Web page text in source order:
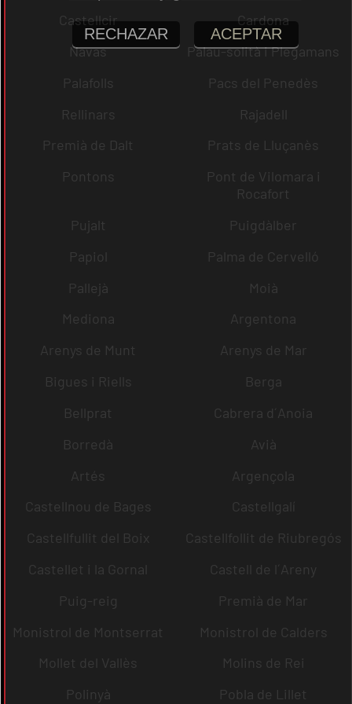
Castellcir
Cardona
Navas
Palau-solità i Plegamans
Palafolls
Pacs del Penedès
Rellinars
Rajadell
Premià de Dalt
Prats de Lluçanès
Pontons
Pont de Vilomara i
Rocafort
Pujalt
Puigdàlber
Papiol
Palma de Cervelló
Pallejà
Moià
Mediona
Argentona
Arenys de Munt
Arenys de Mar
Bigues i Riells
Berga
Bellprat
Cabrera d´Anoia
Borredà
Avià
Artés
Argençola
Castellnou de Bages
Castellgalí
Castellfullit del Boix
Castellfollit de Riubregós
Castellet i la Gornal
Castell de l´Areny
Puig-reig
Premià de Mar
Monistrol de Montserrat
Monistrol de Calders
Mollet del Vallès
Molins de Rei
Polinyà
Pobla de Lillet
RECHAZAR ACEPTAR